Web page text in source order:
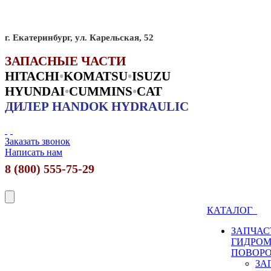
г. Екатеринбург, ул. Карельская, 52
ЗАПАСНЫЕ ЧАСТИ
HITACHI•KOMATSU•ISUZU
HYUNDAI•CUMMINS•CAT
ДИЛЕР HANDOK HYDRAULIC
Заказать звонок
Написать нам
8 (800) 555-75-29
КАТАЛОГ